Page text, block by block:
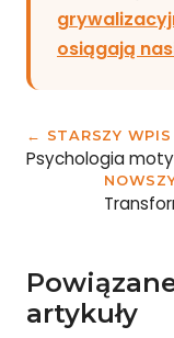
osiągają
← STARSZY WPIS
Psychologia
artykuły